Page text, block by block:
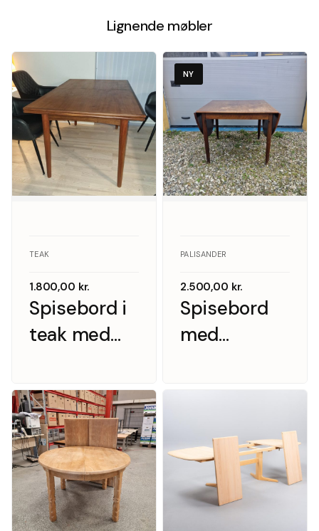
Lignende møbler
Spisebord i
teak med
udtræk
TEAK
1.800,00 kr.
NY
Spisebord
med
PALISANDER
2.500,00 kr.